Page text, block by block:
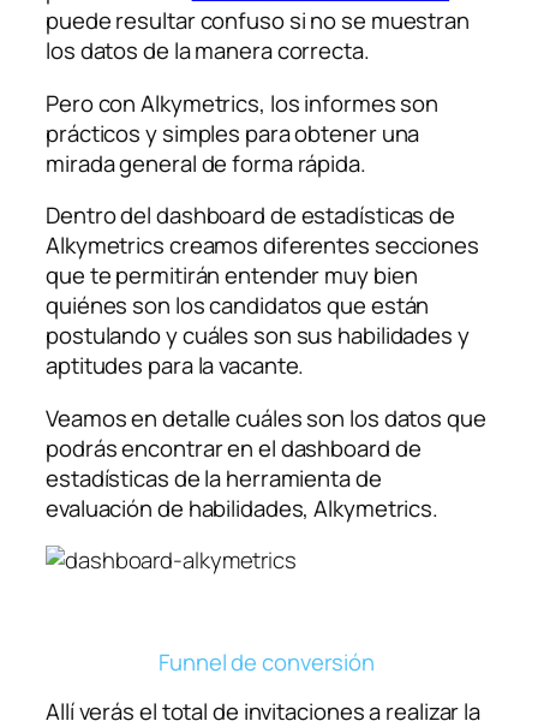
puede resultar confuso si no se muestran
los datos de la manera correcta.
Pero con Alkymetrics, los informes son
prácticos y simples para obtener una
mirada general de forma rápida.
Dentro del dashboard de estadísticas de
Alkymetrics creamos diferentes secciones
que te permitirán entender muy bien
quiénes son los candidatos que están
postulando y cuáles son sus habilidades y
aptitudes para la vacante.
Veamos en detalle cuáles son los datos que
podrás encontrar en el dashboard de
estadísticas de la herramienta de
evaluación de habilidades, Alkymetrics.
Funnel de conversión
Allí verás el total de invitaciones a realizar la